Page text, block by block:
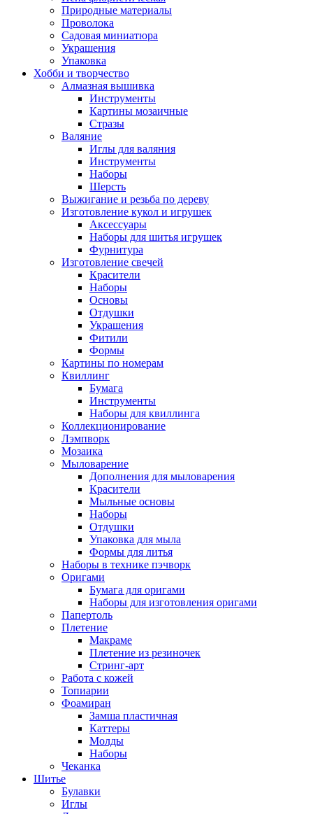
Природные материалы
Проволока
Садовая миниатюра
Украшения
Упаковка
Хобби и творчество
Алмазная вышивка
Инструменты
Картины мозаичные
Стразы
Валяние
Иглы для валяния
Инструменты
Наборы
Шерсть
Выжигание и резьба по дереву
Изготовление кукол и игрушек
Аксессуары
Наборы для шитья игрушек
Фурнитура
Изготовление свечей
Красители
Наборы
Основы
Отдушки
Украшения
Фитили
Формы
Картины по номерам
Квиллинг
Бумага
Инструменты
Наборы для квиллинга
Коллекционирование
Лэмпворк
Мозаика
Мыловарение
Дополнения для мыловарения
Красители
Мыльные основы
Наборы
Отдушки
Упаковка для мыла
Формы для литья
Наборы в технике пэчворк
Оригами
Бумага для оригами
Наборы для изготовления оригами
Папертоль
Плетение
Макраме
Плетение из резиночек
Стринг-арт
Работа с кожей
Топиарии
Фоамиран
Замша пластичная
Каттеры
Молды
Наборы
Чеканка
Шитье
Булавки
Иглы